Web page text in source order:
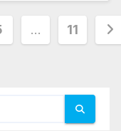
... 11